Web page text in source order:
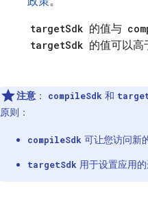
targetSdk 的值与
targetSdk 的值可以高
注意 ： compileSdk 和
原则：
compileSdk 可让您访问新
targetSdk 用于设置应用